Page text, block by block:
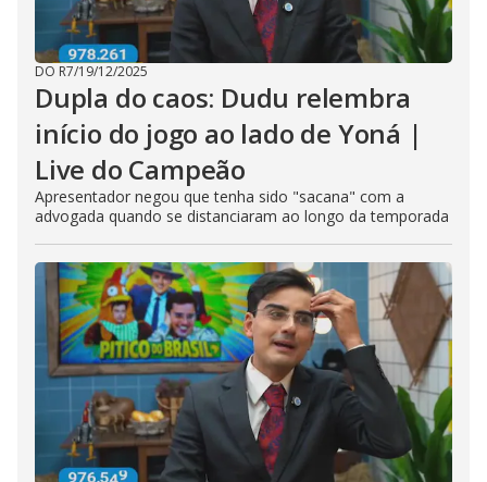
DO R7/19/12/2025
Dupla do caos: Dudu relembra
início do jogo ao lado de Yoná |
Live do Campeão
Apresentador negou que tenha sido "sacana" com a
advogada quando se distanciaram ao longo da temporada